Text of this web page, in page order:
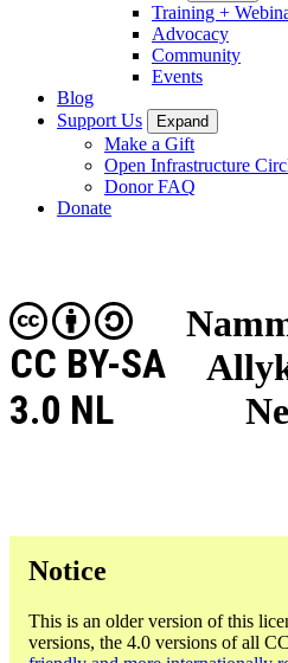
Training +
Advocacy
Community
Events
Blog
Support Us
Expand
Make a Gift
Open Infrastructure
Donor FAQ
Donate
CC BY-SA
3.0 NL
Notice
This is an older version of this
versions, the 4.0 versions of all